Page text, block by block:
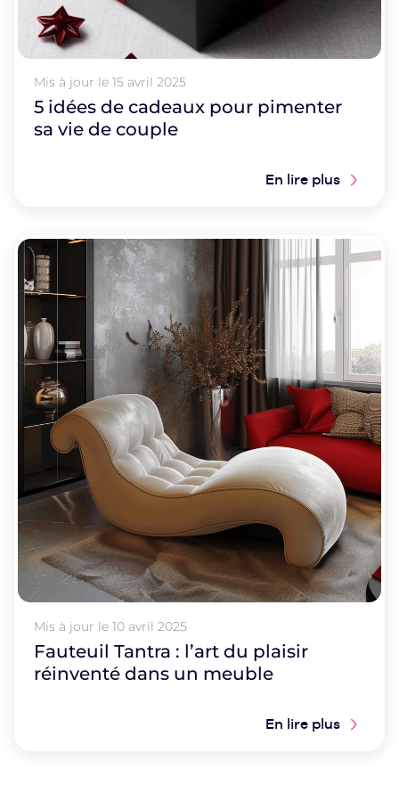
Mis à jour le15 avril 2025
5 idées de cadeaux pour pimenter
sa vie de couple
En lire plus
Mis à jour le10 avril 2025
Fauteuil Tantra : l’art du plaisir
réinventé dans un meuble
En lire plus